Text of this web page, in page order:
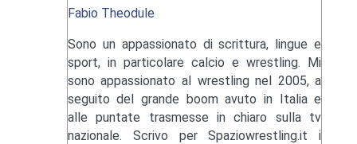
Fabio Theodule
Sono un appassionato di scrittura, lingue e
sport, in particolare calcio e wrestling. Mi
sono appassionato al wrestling nel 2005, a
seguito del grande boom avuto in Italia e
alle puntate trasmesse in chiaro sulla tv
nazionale. Scrivo per Spaziowrestling.it i